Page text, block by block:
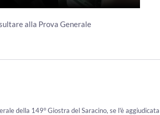
alla Prova Generale
della 149° Giostra del Saracino, se l'è aggiudicata